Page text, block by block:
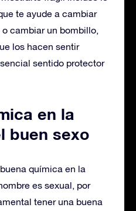
te ayude a cambiar
cambiar un bombillo,
los hacen sentir
sentido protector
en la
buen sexo
química en la
es sexual, por
tener una buena